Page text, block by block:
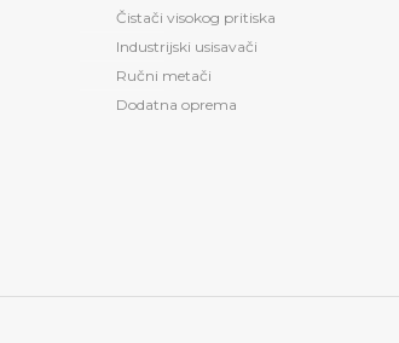
Čistači visokog pritiska
Industrijski usisavači
Ručni metači
Dodatna oprema